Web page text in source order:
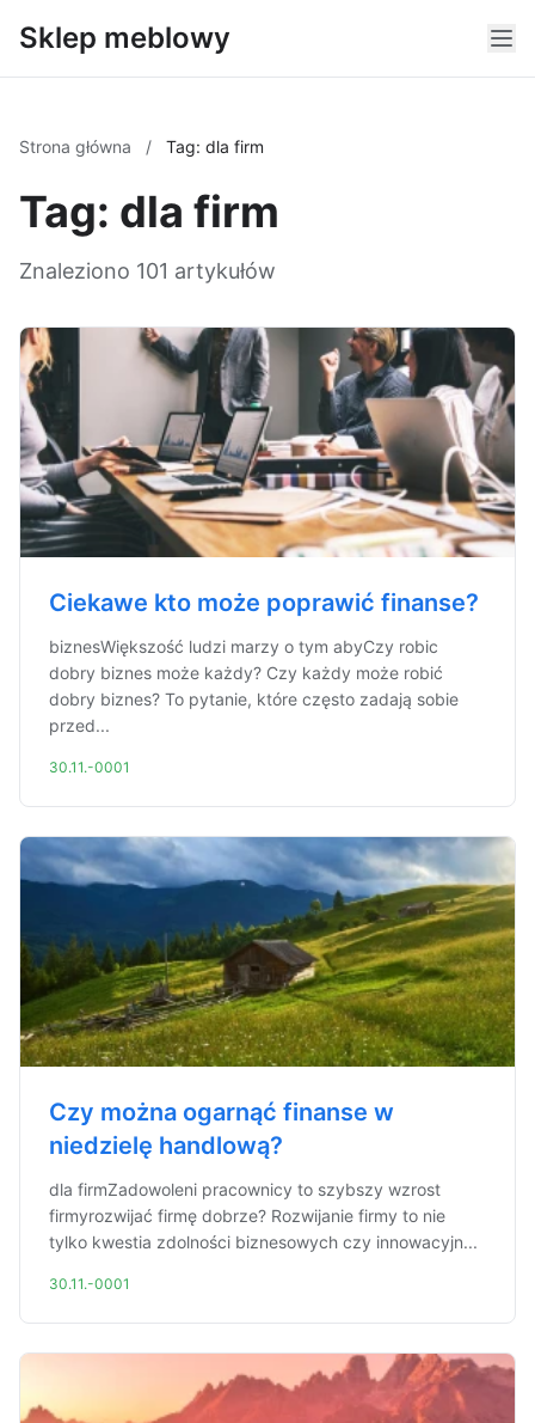
Sklep meblowy
Strona główna / Tag: dla firm
Tag: dla firm
Znaleziono 101 artykułów
Ciekawe kto może poprawić finanse?
biznesWiększość ludzi marzy o tym abyCzy robic
dobry biznes może każdy? Czy każdy może robić
dobry biznes? To pytanie, które często zadają sobie
przed...
30.11.-0001
Czy można ogarnąć finanse w
niedzielę handlową?
dla firmZadowoleni pracownicy to szybszy wzrost
firmyrozwijać firmę dobrze? Rozwijanie firmy to nie
tylko kwestia zdolności biznesowych czy innowacyjn...
30.11.-0001